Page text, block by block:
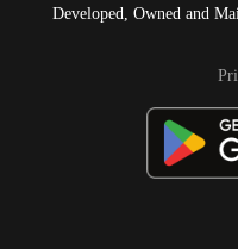
Developed, Owned and